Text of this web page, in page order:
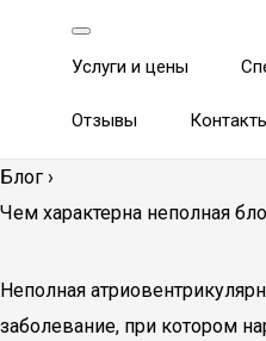
Услуги и цены
Отзывы
Блог ›
Чем характерна неполная
Неполная
заболевание, при котором